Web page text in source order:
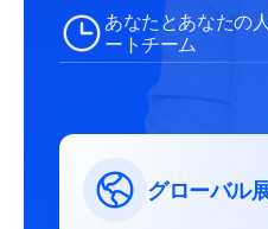
あなたとあなたの
ートチーム
グローバル